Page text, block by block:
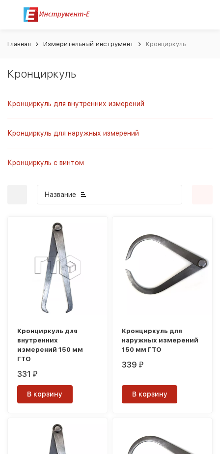
Главная Измерительный инструмент Кронциркуль
Кронциркуль
Кронциркуль для внутренних измерений
Кронциркуль для наружных измерений
Кронциркуль с винтом
Название
покупателей
Кронциркуль для
внутренних
измерений 150 мм
ГТО
331₽
В корзину
Кронциркуль для
наружных измерений
150 мм ГТО
339₽
В корзину